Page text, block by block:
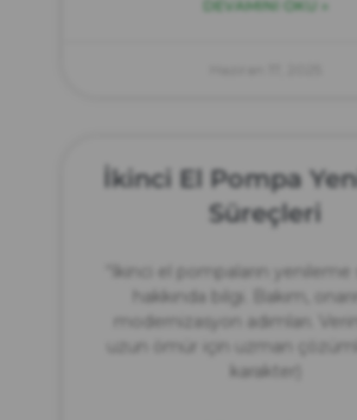
DEVAMINI OKU »
İkinci El Pompa
Süreçleri
“İkinci el pompaların yenileme
hakkında bilgi. Bakım,
modernizasyon adımları.
uzun ömür için uzman
karakter)